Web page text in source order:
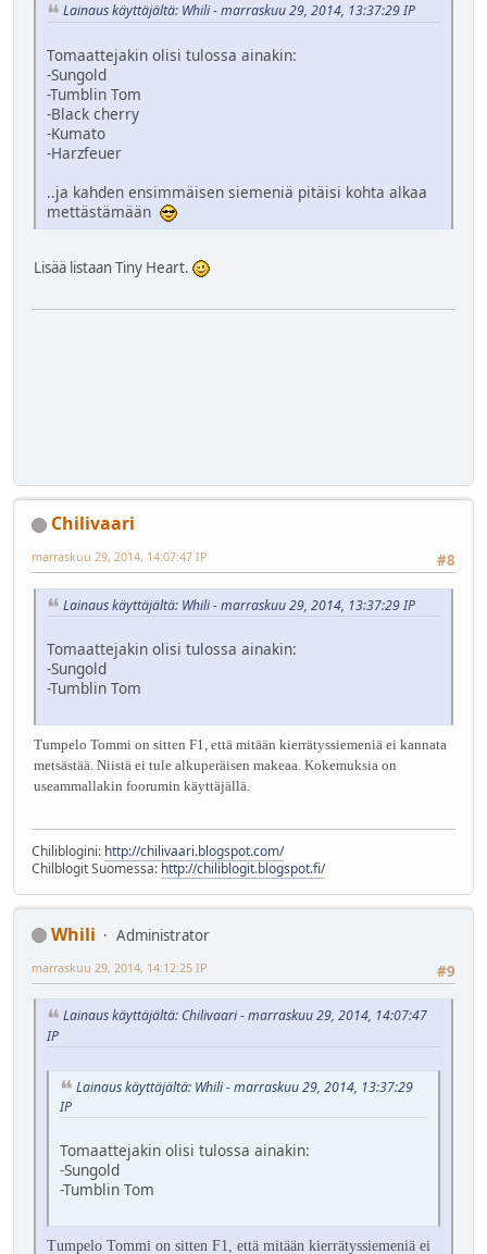
Lainaus käyttäjältä: Whili - marraskuu 29, 2014, 13:37:29 IP
Tomaattejakin olisi tulossa ainakin:
-Sungold
-Tumblin Tom
-Black cherry
-Kumato
-Harzfeuer
..ja kahden ensimmäisen siemeniä pitäisi kohta alkaa
mettästämään
Lisää listaan Tiny Heart.
Chilivaari
#8
marraskuu 29, 2014, 14:07:47 IP
Lainaus käyttäjältä: Whili - marraskuu 29, 2014, 13:37:29 IP
Tomaattejakin olisi tulossa ainakin:
-Sungold
-Tumblin Tom
Tumpelo Tommi on sitten F1, että mitään kierrätyssiemeniä ei kannata
metsästää. Niistä ei tule alkuperäisen makeaa. Kokemuksia on
useammallakin foorumin käyttäjällä.
Chiliblogini: http://chilivaari.blogspot.com/
Chilblogit Suomessa: http://chiliblogit.blogspot.fi/
Whili
Administrator
#9
marraskuu 29, 2014, 14:12:25 IP
Lainaus käyttäjältä: Chilivaari - marraskuu 29, 2014, 14:07:47
IP
Lainaus käyttäjältä: Whili - marraskuu 29, 2014, 13:37:29
IP
Tomaattejakin olisi tulossa ainakin:
-Sungold
-Tumblin Tom
Tumpelo Tommi on sitten F1, että mitään kierrätyssiemeniä ei